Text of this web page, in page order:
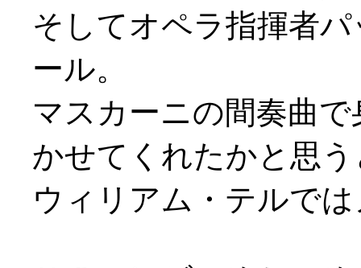
そしてオペラ指揮者
ール。
マスカーニの間奏曲
かせてくれたかと思
ウィリアム・テルで